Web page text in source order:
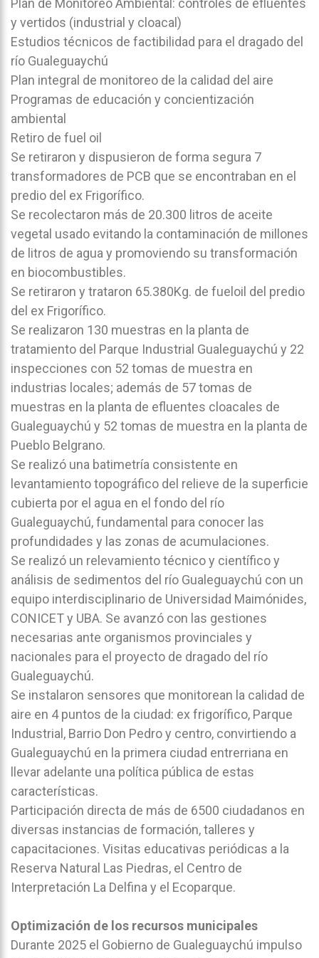
Plan de Monitoreo Ambiental: controles de efluentes
y vertidos (industrial y cloacal)
Estudios técnicos de factibilidad para el dragado del
río Gualeguaychú
Plan integral de monitoreo de la calidad del aire
Programas de educación y concientización
ambiental
Retiro de fuel oil
Se retiraron y dispusieron de forma segura 7
transformadores de PCB que se encontraban en el
predio del ex Frigorífico.
Se recolectaron más de 20.300 litros de aceite
vegetal usado evitando la contaminación de millones
de litros de agua y promoviendo su transformación
en biocombustibles.
Se retiraron y trataron 65.380Kg. de fueloil del predio
del ex Frigorífico.
Se realizaron 130 muestras en la planta de
tratamiento del Parque Industrial Gualeguaychú y 22
inspecciones con 52 tomas de muestra en
industrias locales; además de 57 tomas de
muestras en la planta de efluentes cloacales de
Gualeguaychú y 52 tomas de muestra en la planta de
Pueblo Belgrano.
Se realizó una batimetría consistente en
levantamiento topográfico del relieve de la superficie
cubierta por el agua en el fondo del río
Gualeguaychú, fundamental para conocer las
profundidades y las zonas de acumulaciones.
Se realizó un relevamiento técnico y científico y
análisis de sedimentos del río Gualeguaychú con un
equipo interdisciplinario de Universidad Maimónides,
CONICET y UBA. Se avanzó con las gestiones
necesarias ante organismos provinciales y
nacionales para el proyecto de dragado del río
Gualeguaychú.
Se instalaron sensores que monitorean la calidad de
aire en 4 puntos de la ciudad: ex frigorífico, Parque
Industrial, Barrio Don Pedro y centro, convirtiendo a
Gualeguaychú en la primera ciudad entrerriana en
llevar adelante una política pública de estas
características.
Participación directa de más de 6500 ciudadanos en
diversas instancias de formación, talleres y
capacitaciones. Visitas educativas periódicas a la
Reserva Natural Las Piedras, el Centro de
Interpretación La Delfina y el Ecoparque.
Optimización de los recursos municipales
Durante 2025 el Gobierno de Gualeguaychú impulso